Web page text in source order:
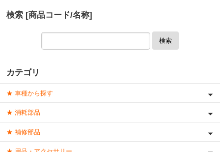
検索 [商品コード/名称]
検索
カテゴリ
★ 車種から探す
★ 消耗部品
★ 補修部品